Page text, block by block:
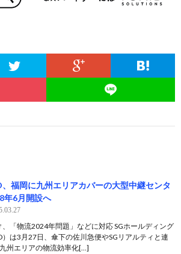
福岡に九州エリアカバーの大型中継センタ
年6月開設へ
、「物流2024年問題」などに対応 SGホールディング
）は3月27日、傘下の佐川急便やSGリアルティと連
州エリアの物流効率化[…]